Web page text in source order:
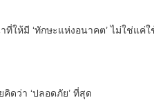
ที่ให้มี ‘ทักษะแห่งอนาคต’ ไม่ใช่แค่ใ
ดว่า ‘ปลอดภัย’ ที่สุด